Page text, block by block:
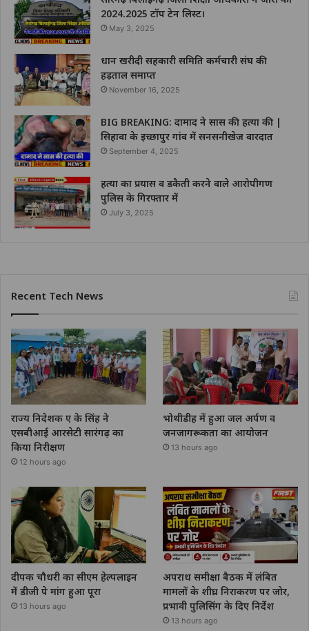
2024.2025 टॉप टेन लिस्ट।
May 3, 2025
धान खरीदी सहकारी समिति कर्मचारी संघ की
हड़ताल समाप्त
November 16, 2025
BIG BREAKING: दामाद ने सास की हत्या की |
सिहावा के इच्छापुर गांव में सनसनीखेज वारदात
September 4, 2025
हत्या का प्रयास व डकैती करने वाले आरोपीगण
पुलिस के गिरफ्तार में
July 3, 2025
Recent Tech News
राज्य निदेशक ए के सिंह ने
एसबीआई आरसेटी सारंगढ़ का
किया निरीक्षण
12 hours ago
भोथीडीह में हुआ जल अर्पण व
जनजागरूकता का आयोजन
13 hours ago
दीपक चौधरी का सीएम हेल्पलाइन
में डीजी पे मांग हुआ पूरा
13 hours ago
अपराध समीक्षा बैठक में लंबित
मामलों के शीघ्र निराकरण पर जोर,
प्रभावी पुलिसिंग के दिए निर्देश
13 hours ago